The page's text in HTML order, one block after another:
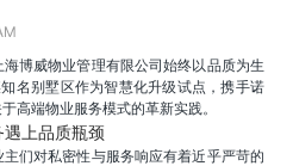
博威物业管理有限公司始终以品质为生
名别墅区作为智慧化升级试点，携手诺
高端物业服务模式的革新实践。
上品质瓶颈
们对私密性与服务响应有着近乎严苛的